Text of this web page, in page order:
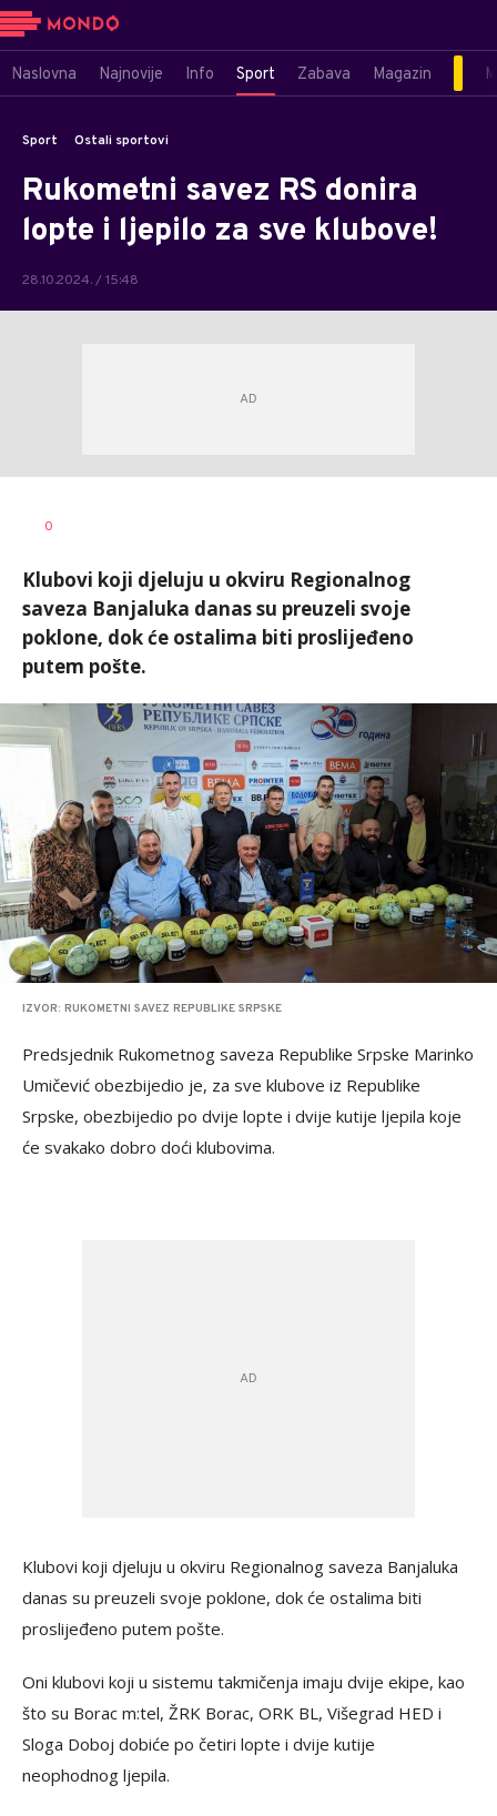
Naslovna Najnovije Info Sport Zabava Magazin
Sport Ostali sportovi
Rukometni savez RS donira
lopte i ljepilo za sve klubove!
28.10.2024. / 15:48
AUTOR
0
Klubovi koji djeluju u okviru Regionalnog
saveza Banjaluka danas su preuzeli svoje
poklone, dok će ostalima biti proslijeđeno
putem pošte.
IZVOR: RUKOMETNI SAVEZ REPUBLIKE SRPSKE
Predsjednik Rukometnog saveza Republike Srpske Marinko
Umičević obezbijedio je, za sve klubove iz Republike
Srpske, obezbijedio po dvije lopte i dvije kutije ljepila koje
će svakako dobro doći klubovima.
Klubovi koji djeluju u okviru Regionalnog saveza Banjaluka
danas su preuzeli svoje poklone, dok će ostalima biti
proslijeđeno putem pošte.
Oni klubovi koji u sistemu takmičenja imaju dvije ekipe, kao
što su Borac m:tel, ŽRK Borac, ORK BL, Višegrad HED i
Sloga Doboj dobiće po četiri lopte i dvije kutije
neophodnog ljepila.